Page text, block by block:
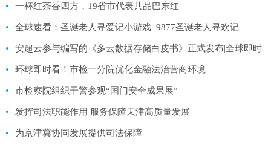
一杯红茶香四方，19省市代表共品巴东红
全球速看：圣诞老人寻爱记小游戏_9877圣诞老人寻欢记
安超云参与编写的《多云数据存储白皮书》正式发布|全球即时
环球即时看！市检一分院优化金融法治营商环境
市检察院组织干警参观“国门安全成果展”
发挥司法职能作用 服务保障天津高质量发展
为京津冀协同发展提供司法保障